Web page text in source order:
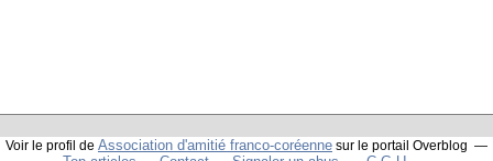
Voir le profil de Association d'amitié franco-coréenne sur le portail Overblog